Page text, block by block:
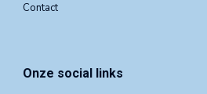
Contact
Onze social links